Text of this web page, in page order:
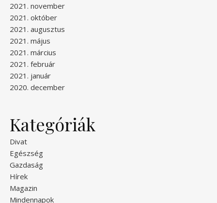
2021. november
2021. október
2021. augusztus
2021. május
2021. március
2021. február
2021. január
2020. december
Kategóriák
Divat
Egészség
Gazdaság
Hírek
Magazin
Mindennapok